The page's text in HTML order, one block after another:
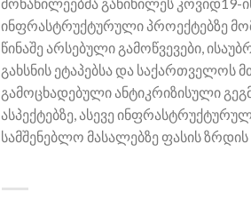
ინფრასტრუქტურული პროექტებზე
წინაშე არსებული გამოწვევები,
გახსნის ეტაპებსა და საქართველოს
გამოცხადებული ანტიკრიზისული
ასპექტებზე, ასევე
სამშენებლო მასალებზე ფასის